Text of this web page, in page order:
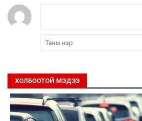
ХОЛБООТОЙ МЭДЭЭ